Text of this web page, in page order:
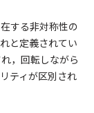
する非対称性の
と定義されてい
，回転しながら
ティが区別され